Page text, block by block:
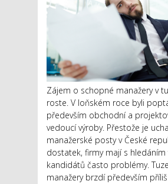
Zájem o schopné manažery v
roste. V loňském roce byli
především obchodní a
vedoucí výroby. Přestože je
manažerské posty v České
dostatek, firmy mají s hledáním
kandidátů často problémy.
manažery brzdí především